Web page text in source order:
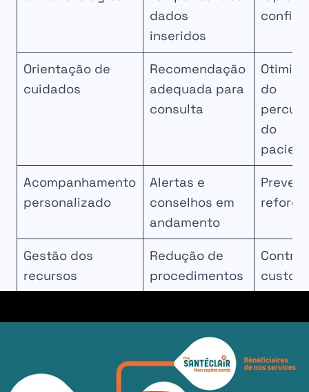
dados
inseridos
Orientação de
cuidados
Recomendação
adequada para
consulta
do
do
Acompanhamento
personalizado
Alertas e
conselhos em
andamento
Gestão dos
recursos
Redução de
procedimentos
médicos
custos
Além disso, essas inovações tecnológicas
devem ser acompanhadas de uma maior
sensibilização para garantir sua adoção por